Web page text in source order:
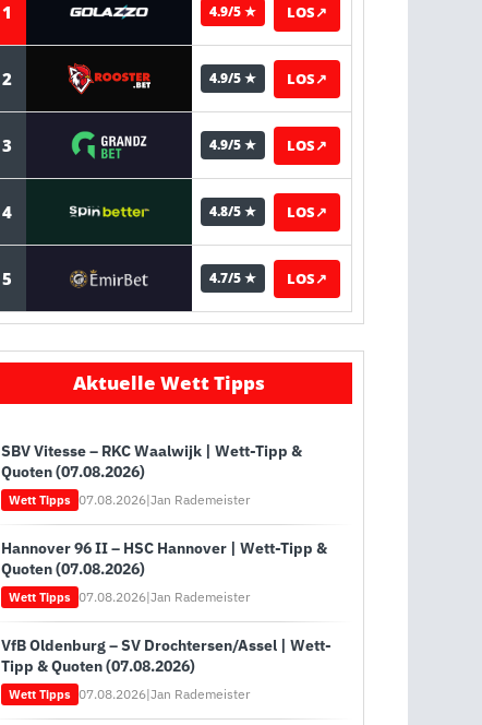
1 4.9/5 ★ LOS↗
2 4.9/5 ★ LOS↗
3 4.9/5 ★ LOS↗
4 4.8/5 ★ LOS↗
5 4.7/5 ★ LOS↗
Aktuelle Wett Tipps
SBV Vitesse – RKC Waalwijk | Wett-Tipp &
Quoten (07.08.2026)
Wett Tipps 07.08.2026|Jan Rademeister
Hannover 96 II – HSC Hannover | Wett-Tipp &
Quoten (07.08.2026)
Wett Tipps 07.08.2026|Jan Rademeister
VfB Oldenburg – SV Drochtersen/Assel | Wett-
Tipp & Quoten (07.08.2026)
Wett Tipps 07.08.2026|Jan Rademeister